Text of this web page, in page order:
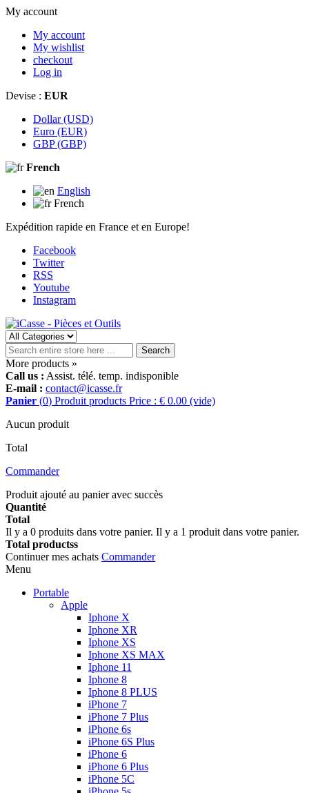
My account
My account
My wishlist
checkout
Log in
Devise : EUR
Dollar (USD)
Euro (EUR)
GBP (GBP)
French
English
French
Expédition rapide en France et en Europe!
Facebook
Twitter
RSS
Youtube
Instagram
Search
More products »
Call us : Assist. télé. temp. indisponible
E-mail : contact@icasse.fr
Panier (0) Produit products Price : € 0.00 (vide)
Aucun produit
Total
Commander
Produit ajouté au panier avec succès
Quantité
Total
Il y a 0 produits dans votre panier. Il y a 1 produit dans votre panier.
Total productss
Continuer mes achats Commander
Menu
Portable
Apple
Iphone X
Iphone XR
Iphone XS
Iphone XS MAX
Iphone 11
Iphone 8
Iphone 8 PLUS
iPhone 7
iPhone 7 Plus
iPhone 6s
iPhone 6S Plus
iPhone 6
iPhone 6 Plus
iPhone 5C